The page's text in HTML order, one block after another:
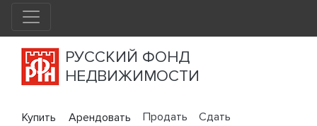
РУССКИЙ ФОНД
НЕДВИЖИМОСТИ
Купить Арендовать Продать
Сдать